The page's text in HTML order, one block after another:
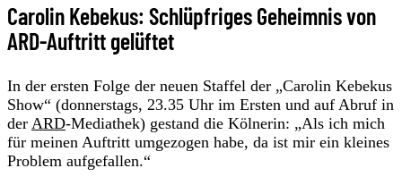
Carolin Kebekus: Schlüpfriges Geheimnis von
ARD-Auftritt gelüftet
In der ersten Folge der neuen Staffel der „Carolin Kebekus
Show“ (donnerstags, 23.35 Uhr im Ersten und auf Abruf in
der ARD-Mediathek) gestand die Kölnerin: „Als ich mich
für meinen Auftritt umgezogen habe, da ist mir ein kleines
Problem aufgefallen.“